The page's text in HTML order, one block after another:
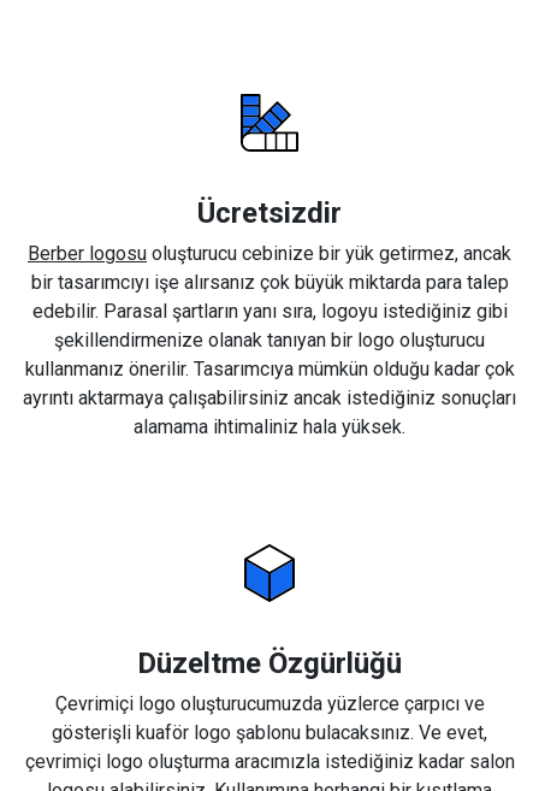
Ücretsizdir
Berber logosu oluşturucu cebinize bir yük getirmez, ancak
bir tasarımcıyı işe alırsanız çok büyük miktarda para talep
edebilir. Parasal şartların yanı sıra, logoyu istediğiniz gibi
şekillendirmenize olanak tanıyan bir logo oluşturucu
kullanmanız önerilir. Tasarımcıya mümkün olduğu kadar çok
ayrıntı aktarmaya çalışabilirsiniz ancak istediğiniz sonuçları
alamama ihtimaliniz hala yüksek.
Düzeltme Özgürlüğü
Çevrimiçi logo oluşturucumuzda yüzlerce çarpıcı ve
gösterişli kuaför logo şablonu bulacaksınız. Ve evet,
çevrimiçi logo oluşturma aracımızla istediğiniz kadar salon